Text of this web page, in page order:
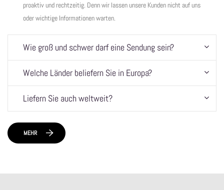
proaktiv und rechtzeitig. Denn wir lassen unsere Kunden nicht auf uns
oder wichtige Informationen warten.
Wie groß und schwer darf eine Sendung sein?
Welche Länder beliefern Sie in Europa?
Liefern Sie auch weltweit?
MEHR